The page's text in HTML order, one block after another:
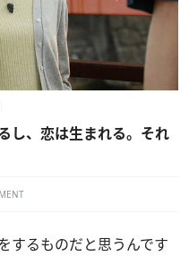
、恋は生まれる。それ
るものだと思うんです